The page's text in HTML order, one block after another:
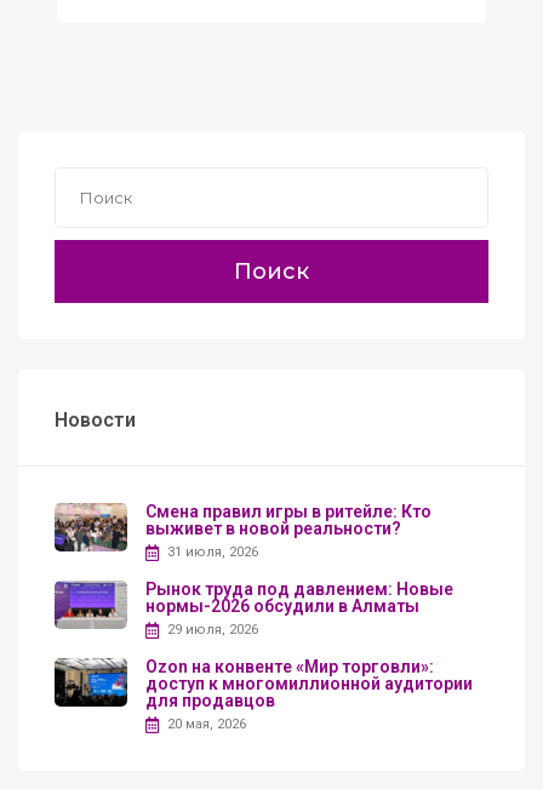
Поиск
Новости
Смена правил игры в ритейле: Кто
выживет в новой реальности?
31 июля, 2026
Рынок труда под давлением: Новые
нормы-2026 обсудили в Алматы
29 июля, 2026
Ozon на конвенте «Мир торговли»:
доступ к многомиллионной аудитории
для продавцов
20 мая, 2026